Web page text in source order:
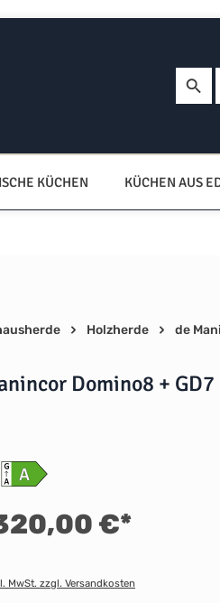
KÜCHEN KÜCHEN AUS
Holzherde de
Domino8 + GD7
€*
MwSt. zzgl. Versandkosten